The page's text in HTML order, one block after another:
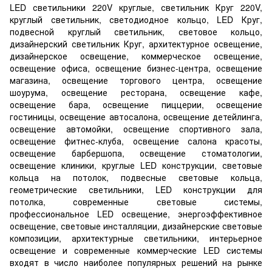
LED светильники 220V круглые, светильник Круг 220V,
круглый светильник, светодиодное кольцо, LED Круг,
подвесной круглый светильник, световое кольцо,
дизайнерский светильник Круг, архитектурное освещение,
дизайнерское освещение, коммерческое освещение,
освещение офиса, освещение бизнес-центра, освещение
магазина, освещение торгового центра, освещение
шоурума, освещение ресторана, освещение кафе,
освещение бара, освещение пиццерии, освещение
гостиницы, освещение автосалона, освещение детейлинга,
освещение автомойки, освещение спортивного зала,
освещение фитнес-клуба, освещение салона красоты,
освещение барбершопа, освещение стоматологии,
освещение клиники, круглые LED конструкции, световые
кольца на потолок, подвесные световые кольца,
геометрические светильники, LED конструкции для
потолка, современные световые системы,
профессиональное LED освещение, энергоэффективное
освещение, световые инсталляции, дизайнерские световые
композиции, архитектурные светильники, интерьерное
освещение и современные коммерческие LED системы
входят в число наиболее популярных решений на рынке